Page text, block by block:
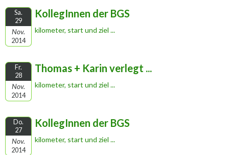
Sa.
29
Nov.
2014
KollegInnen der BGS
kilometer, start und ziel ...
Fr.
28
Nov.
2014
Thomas + Karin verlegt ...
kilometer, start und ziel ...
Do.
27
Nov.
2014
KollegInnen der BGS
kilometer, start und ziel ...